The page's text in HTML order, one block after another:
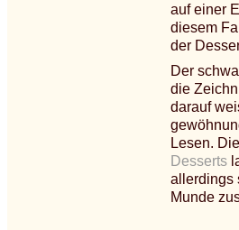
auf einer
diesem
der
Der
die
darauf
Lesen. Die
Desserts
allerdings
Munde